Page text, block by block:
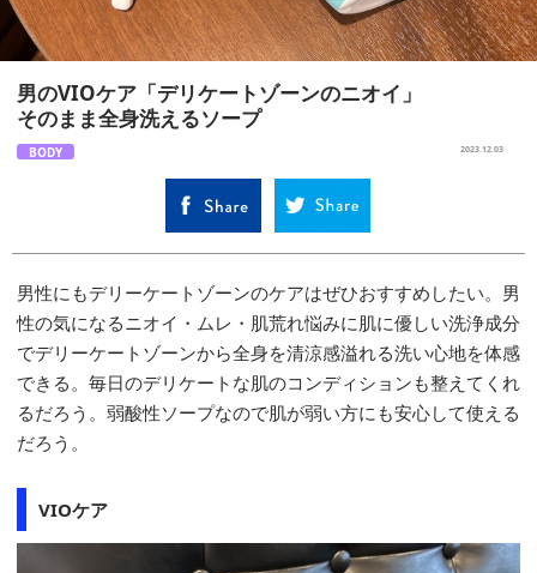
男のVIOケア「デリケートゾーンのニオイ」
そのまま全身洗えるソープ
BODY 2023.12.03
男性にもデリーケートゾーンのケアはぜひおすすめしたい。男
性の気になるニオイ・ムレ・肌荒れ悩みに肌に優しい洗浄成分
でデリーケートゾーンから全身を清涼感溢れる洗い心地を体感
できる。毎日のデリケートな肌のコンディションも整えてくれ
るだろう。弱酸性ソープなので肌が弱い方にも安心して使える
だろう。
VIOケア